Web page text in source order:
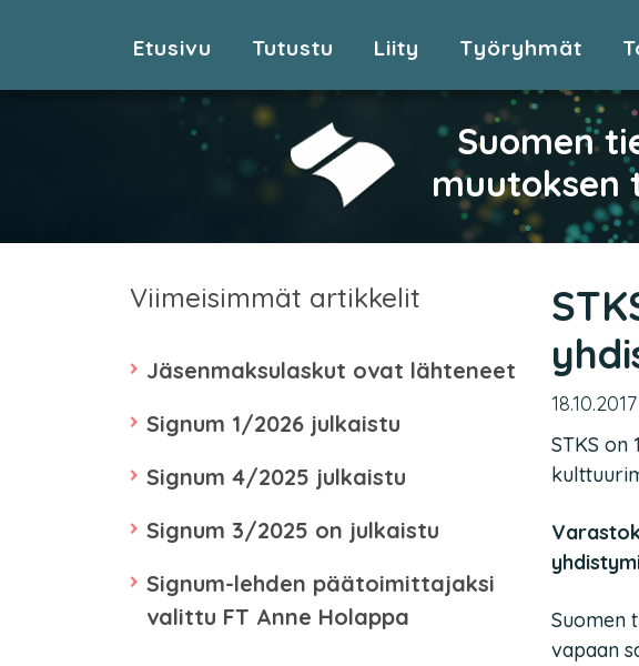
Etusivu Tutustu Liity Työryhmät
Suomen
muutoksen
Viimeisimmät artikkelit
Jäsenmaksulaskut ovat lähteneet
Signum 1/2026 julkaistu
Signum 4/2025 julkaistu
Signum 3/2025 on julkaistu
Signum-lehden päätoimittajaksi
valittu FT Anne Holappa
18.10.2017
STKS on
Suomen
vapaan